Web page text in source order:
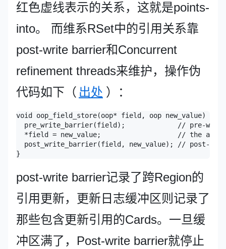
红色虚线表示的关系，这就是points-
into。 而维系RSet中的引用关系靠
post-write barrier和Concurrent
refinement threads来维护，操作伪
代码如下（ 出处 ）：
void oop_field_store(oop* field, oop new_value) {
pre_write_barrier(field);             // pre-
*field = new_value;                   // the
post_write_barrier(field, new_value); // post-
post-write barrier记录了跨Region的
引用更新，更新日志缓冲区则记录了
那些包含更新引用的Cards。一旦缓
冲区满了，Post-write barrier就停止